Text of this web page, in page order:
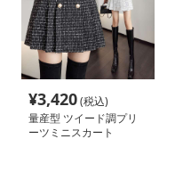
¥3,420(税込)
量産型 ツイード調プリ
ーツミニスカート